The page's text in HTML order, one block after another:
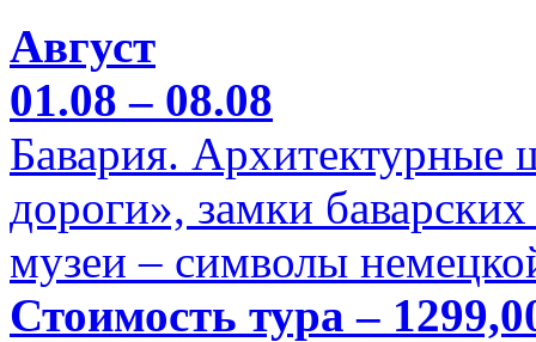
Август
01.08 – 08.08
Бавария. Архитектурные
дороги», замки
музеи – символы
Стоимость тура –